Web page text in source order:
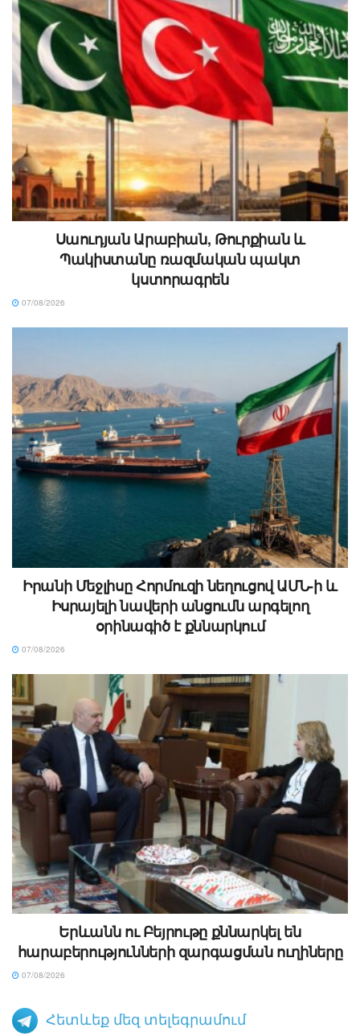
Սաուդյան Արաբիան, Թուրքիան և
Պակիստանը ռազմական պակտ
կստորագրեն
07/08/2026
Իրանի Մեջլիսը Հորմուզի նեղուցով ԱՄՆ-ի և
Իսրայելի նավերի անցումն արգելող
օրինագիծ է քննարկում
07/08/2026
Երևանն ու Բեյրութը քննարկել են
հարաբերությունների զարգացման ուղիները
07/08/2026
Հետևեք մեզ տելեգրամում